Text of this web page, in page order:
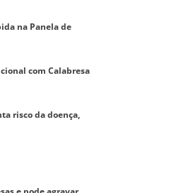
na Panela de
com Calabresa
risco da doença,